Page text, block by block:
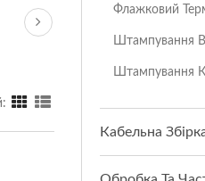
Флажковий
Штампування
Штампування
Кабельна